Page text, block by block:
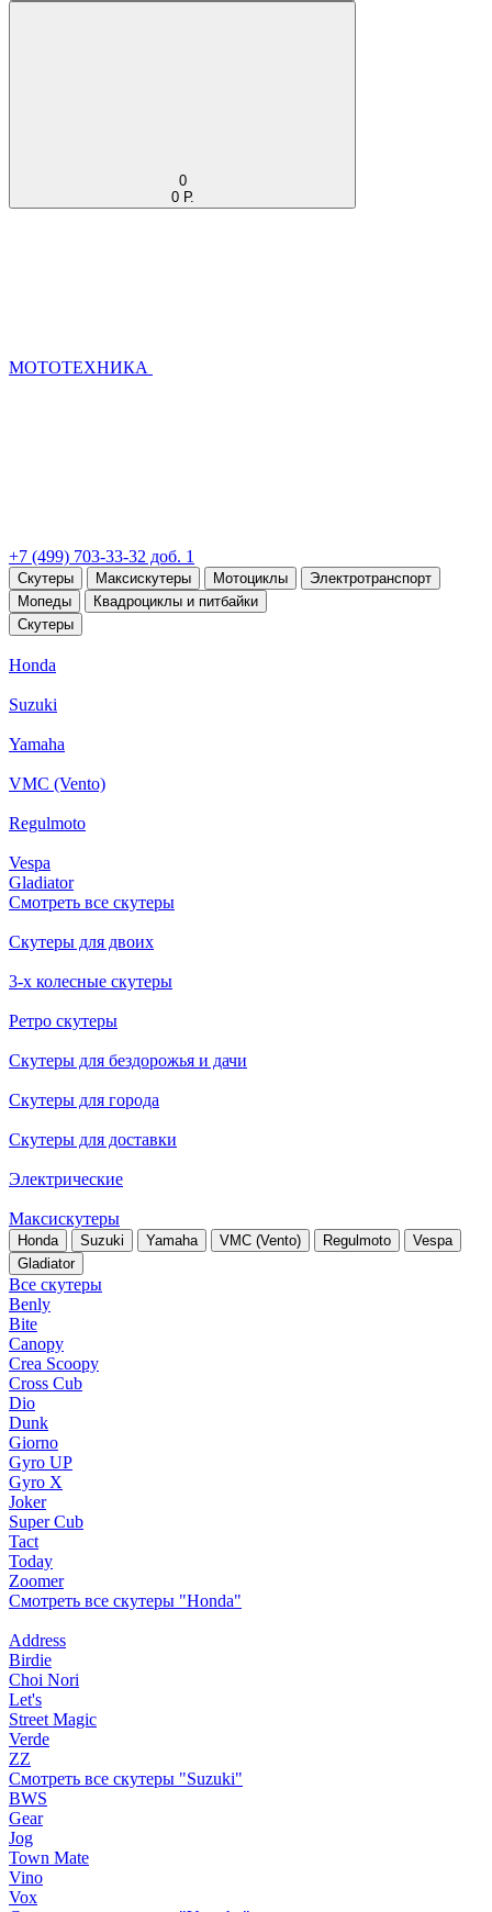
0
0 Р.
МОТОТЕХНИКА
+7 (499) 703-33-32 доб. 1
Скутеры Максискутеры Мотоциклы
Электротранспорт
Мопеды
Квадроциклы и питбайки
Скутеры
Honda
Suzuki
Yamaha
VMC (Vento)
Regulmoto
Vespa
Gladiator
Смотреть все скутеры
Скутеры для двоих
3-х колесные скутеры
Ретро скутеры
Скутеры для бездорожья и дачи
Скутеры для города
Скутеры для доставки
Электрические
Максискутеры
Honda Suzuki Yamaha VMC (Vento) Regulmoto
Vespa
Gladiator
Все скутеры
Benly
Bite
Canopy
Crea Scoopy
Cross Cub
Dio
Dunk
Giorno
Gyro UP
Gyro X
Joker
Super Cub
Tact
Today
Zoomer
Смотреть все скутеры "Honda"
Address
Birdie
Choi Nori
Let's
Street Magic
Verde
ZZ
Смотреть все скутеры "Suzuki"
BWS
Gear
Jog
Town Mate
Vino
Vox